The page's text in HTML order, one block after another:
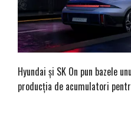
Hyundai și SK On pun bazele
producția de acumulatori